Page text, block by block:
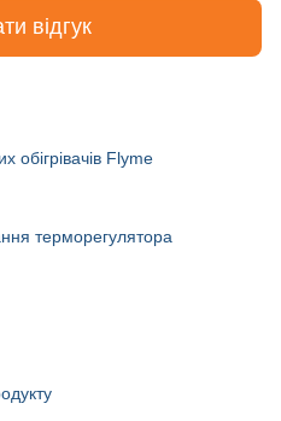
відгук
обігрівачів Flyme
терморегулятора